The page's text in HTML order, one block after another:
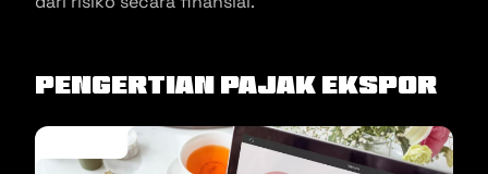
Pengertian Pajak Ekspor